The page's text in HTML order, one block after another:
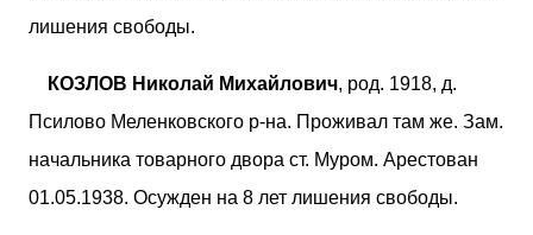
лишения свободы.
КОЗЛОВ Николай Михайлович, род. 1918, д.
Псилово Меленковского р-на. Проживал там же. Зам.
начальника товарного двора ст. Муром. Арестован
01.05.1938. Осужден на 8 лет лишения свободы.